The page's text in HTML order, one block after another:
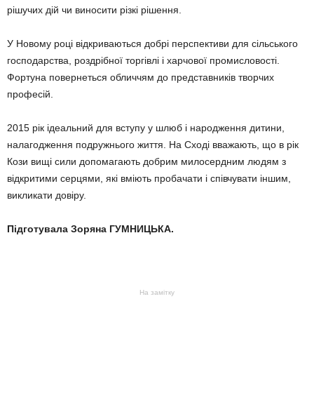
рішучих дій чи виносити різкі рішення.
У Новому році відкриваються добрі перспективи для сільського
господарства, роздрібної торгівлі і харчової промисловості.
Фортуна повернеться обличчям до представників творчих
професій.
2015 рік ідеальний для вступу у шлюб і народження дитини,
налагодження подружнього життя. На Сході вважають, що в рік
Кози вищі сили допомагають добрим милосердним людям з
відкритими серцями, які вміють пробачати і співчувати іншим,
викликати довіру.
Підготувала Зоряна ГУМНИЦЬКА.
На замітку